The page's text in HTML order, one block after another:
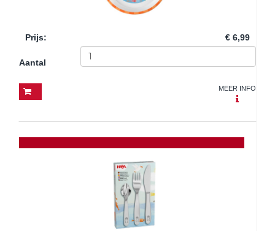
Prijs: € 6,99
Aantal
MEER INFO